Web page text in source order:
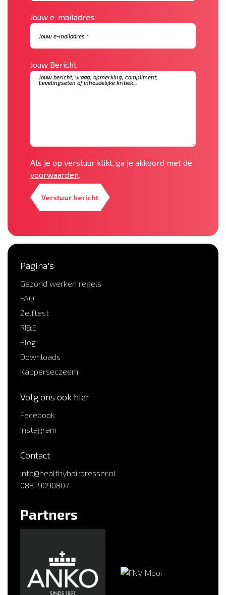
Jouw e-mailadres
Jouw Bericht
Als je op verstuur klikt, ga je akkoord met de
voorwaarden.
Verstuur bericht
Pagina's
Gezond werken regels
FAQ
Zelftest
RI&E
Blog
Downloads
Kapperseczeem
Volg ons ook hier
Facebook
Instagram
Contact
info@healthyhairdresser.nl
088-9090807
Partners